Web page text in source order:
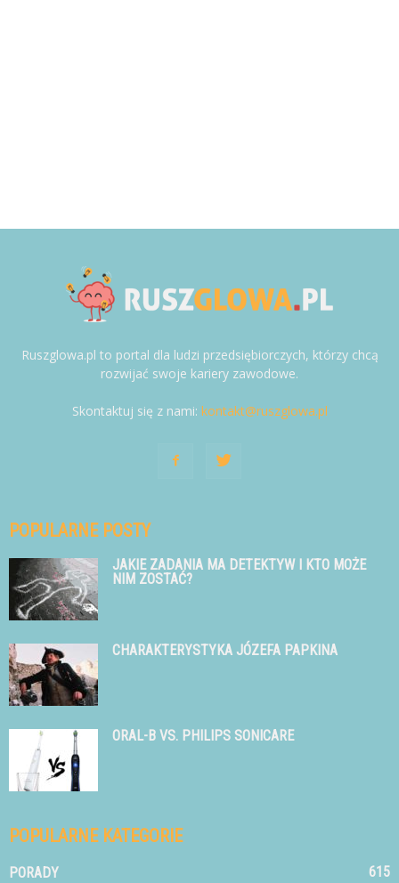
Ruszglowa.pl to portal dla ludzi przedsiębiorczych, którzy chcą
rozwijać swoje kariery zawodowe.
Skontaktuj się z nami: kontakt@ruszglowa.pl
POPULARNE POSTY
JAKIE ZADANIA MA DETEKTYW I KTO MOŻE
NIM ZOSTAĆ?
CHARAKTERYSTYKA JÓZEFA PAPKINA
ORAL-B VS. PHILIPS SONICARE
POPULARNE KATEGORIE
PORADY 615